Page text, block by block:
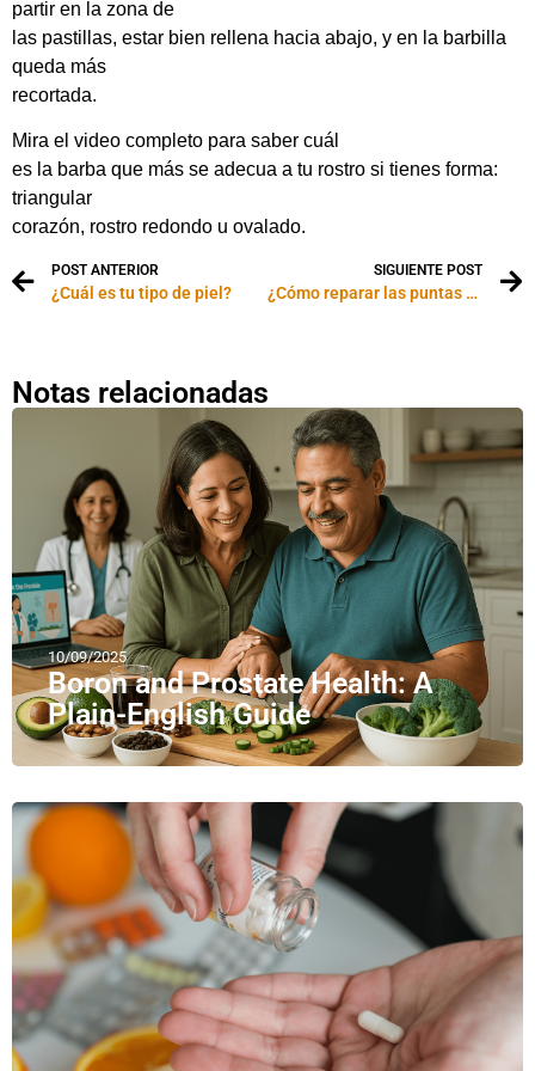
partir en la zona de
las pastillas, estar bien rellena hacia abajo, y en la barbilla
queda más
recortada.
Mira el video completo para saber cuál
es la barba que más se adecua a tu rostro si tienes forma:
triangular
corazón, rostro redondo u ovalado.
POST ANTERIOR
¿Cuál es tu tipo de piel?
SIGUIENTE POST
¿Cómo reparar las puntas abiertas?
Notas relacionadas
10/09/2025
Boron and Prostate Health: A
Plain-English Guide